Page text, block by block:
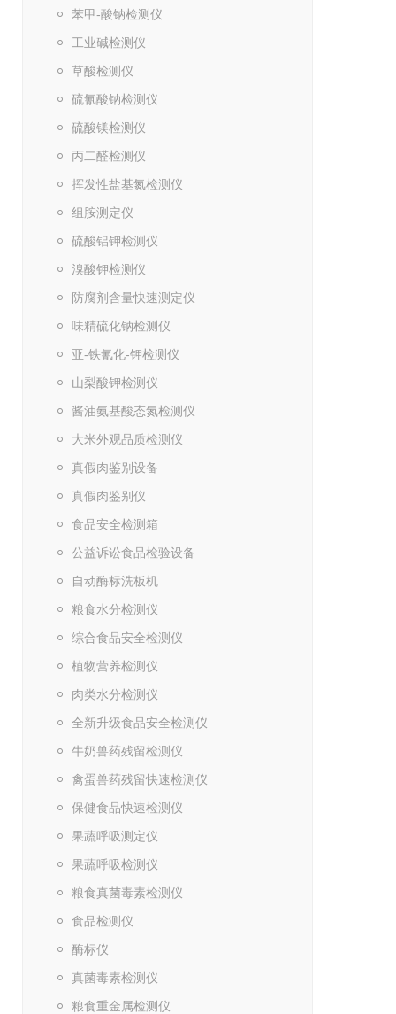
苯甲-酸钠检测仪
工业碱检测仪
草酸检测仪
硫氰酸钠检测仪
硫酸镁检测仪
丙二醛检测仪
挥发性盐基氮检测仪
组胺测定仪
硫酸铝钾检测仪
溴酸钾检测仪
防腐剂含量快速测定仪
味精硫化钠检测仪
亚-铁氰化-钾检测仪
山梨酸钾检测仪
酱油氨基酸态氮检测仪
大米外观品质检测仪
真假肉鉴别设备
真假肉鉴别仪
食品安全检测箱
公益诉讼食品检验设备
自动酶标洗板机
粮食水分检测仪
综合食品安全检测仪
植物营养检测仪
肉类水分检测仪
全新升级食品安全检测仪
牛奶兽药残留检测仪
禽蛋兽药残留快速检测仪
保健食品快速检测仪
果蔬呼吸测定仪
果蔬呼吸检测仪
粮食真菌毒素检测仪
食品检测仪
酶标仪
真菌毒素检测仪
粮食重金属检测仪